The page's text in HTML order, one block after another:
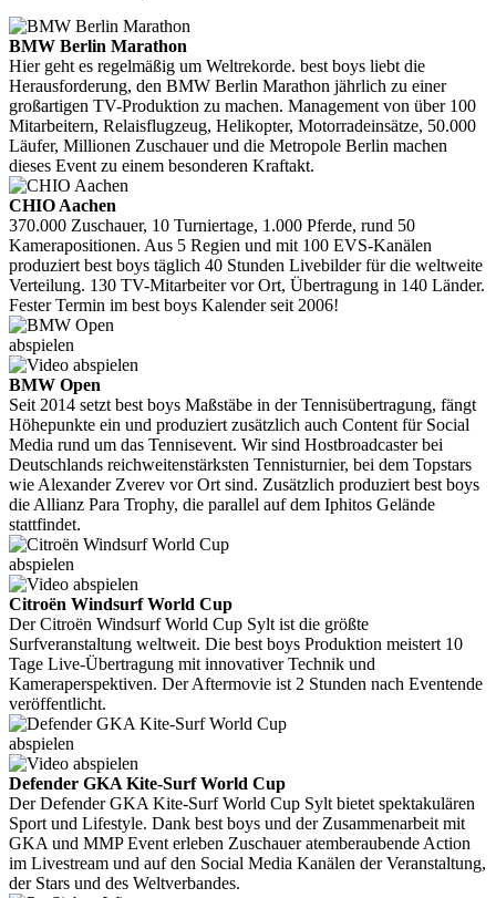
BMW Berlin Marathon
Hier geht es regelmäßig um Weltrekorde. best boys liebt die
Herausforderung, den BMW Berlin Marathon jährlich zu einer
großartigen TV-Produktion zu machen. Management von über 100
Mitarbeitern, Relaisflugzeug, Helikopter, Motorradeinsätze, 50.000
Läufer, Millionen Zuschauer und die Metropole Berlin machen
dieses Event zu einem besonderen Kraftakt.
CHIO Aachen
370.000 Zuschauer, 10 Turniertage, 1.000 Pferde, rund 50
Kamerapositionen. Aus 5 Regien und mit 100 EVS-Kanälen
produziert best boys täglich 40 Stunden Livebilder für die weltweite
Verteilung. 130 TV-Mitarbeiter vor Ort, Übertragung in 140 Länder.
Fester Termin im best boys Kalender seit 2006!
abspielen
BMW Open
Seit 2014 setzt best boys Maßstäbe in der Tennisübertragung, fängt
Höhepunkte ein und produziert zusätzlich auch Content für Social
Media rund um das Tennisevent. Wir sind Hostbroadcaster bei
Deutschlands reichweitenstärksten Tennisturnier, bei dem Topstars
wie Alexander Zverev vor Ort sind. Zusätzlich produziert best boys
die Allianz Para Trophy, die parallel auf dem Iphitos Gelände
stattfindet.
abspielen
Citroën Windsurf World Cup
Der Citroën Windsurf World Cup Sylt ist die größte
Surfveranstaltung weltweit. Die best boys Produktion meistert 10
Tage Live-Übertragung mit innovativer Technik und
Kameraperspektiven. Der Aftermovie ist 2 Stunden nach Eventende
veröffentlicht.
abspielen
Defender GKA Kite-Surf World Cup
Der Defender GKA Kite-Surf World Cup Sylt bietet spektakulären
Sport und Lifestyle. Dank best boys und der Zusammenarbeit mit
GKA und MMP Event erleben Zuschauer atemberaubende Action
im Livestream und auf den Social Media Kanälen der Veranstaltung,
der Stars und des Weltverbandes.